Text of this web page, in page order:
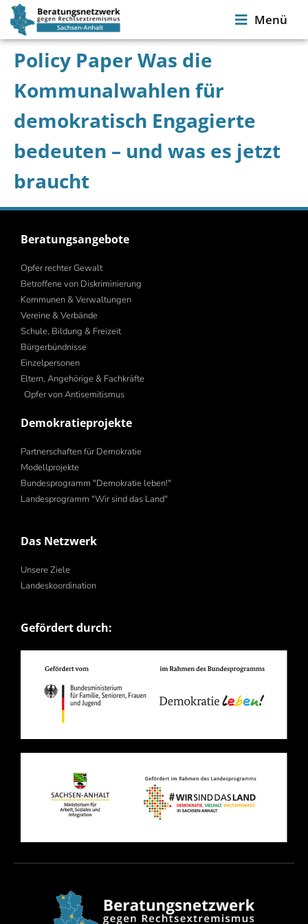
Menü
Policy Paper Was die
Kommunalwahlen für
demokratisch Engagierte
bedeuten – und was es jetzt
braucht
Beratungsangebote
Opfer rechter Gewalt
Betroffene von Diskriminierung
Kommunen & Verwaltungen
Vereine & Verbände
Schule, Bildung & Freizeit
Bürgerbündnisse
Einzelpersonen
Eltern, Angehörige & Fachkräfte
Opfer von Antisemitismus
Demokratieprojekte
Partnerschaften für Demokratie
Modellprojekte
Bundesprogramm "Demokratie leben!"
Landesprogramm "Wir sind das Land"
Das Netzwerk
Unsere Ziele
Landeskoordination
Gefördert durch: